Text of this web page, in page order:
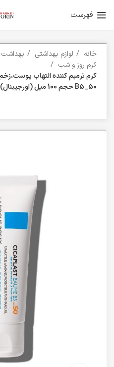
فهرست
خانه لوازم بهداشتی
کرم روز و شب
کرم ترمیم کننده التهاب
B5_50 حجم 100 میل (اورجیینال)